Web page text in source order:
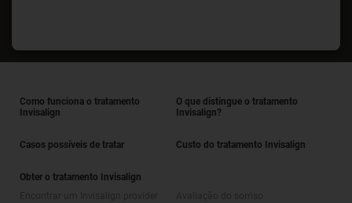
Como funciona o tratamento
Invisalign
O que distingue o tratamento
Invisalign?
Casos possíveis de tratar Custo do tratamento Invisalign
Obter o tratamento Invisalign